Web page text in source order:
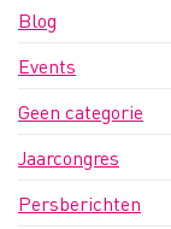
Blog
Events
Geen categorie
Jaarcongres
Persberichten